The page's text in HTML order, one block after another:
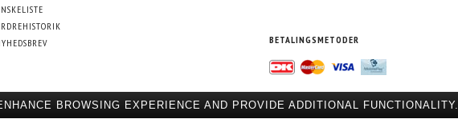
BETALINGSMETODER
BROWSING EXPERIENCE AND PROVIDE ADDITIONAL FUNCTIONALITY.